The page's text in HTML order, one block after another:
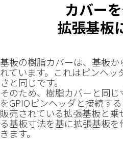
カバー
拡張基板
基板の樹脂カバーは、基板
れています。これはピンヘ
さと同じです。
そのため、樹脂カバーと同
をGPIOピンヘッダと接続する
販売されている拡張基板と
る基板寸法を基に拡張基板
きます。